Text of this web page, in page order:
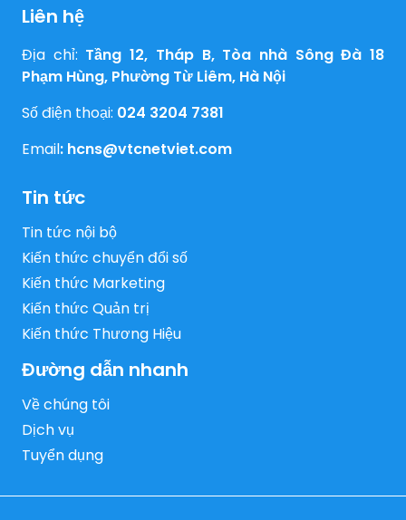
Liên hệ
Địa chỉ: Tầng 12, Tháp B, Tòa nhà Sông Đà 18
Phạm Hùng, Phường Từ Liêm, Hà Nội
Số điện thoại: 024 3204 7381
Email: hcns@vtcnetviet.com
Tin tức
Tin tức nội bộ
Kiến thức chuyển đổi số
Kiến thức Marketing
Kiến thức Quản trị
Kiến thức Thương Hiệu
Đường dẫn nhanh
Về chúng tôi
Dịch vụ
Tuyển dụng